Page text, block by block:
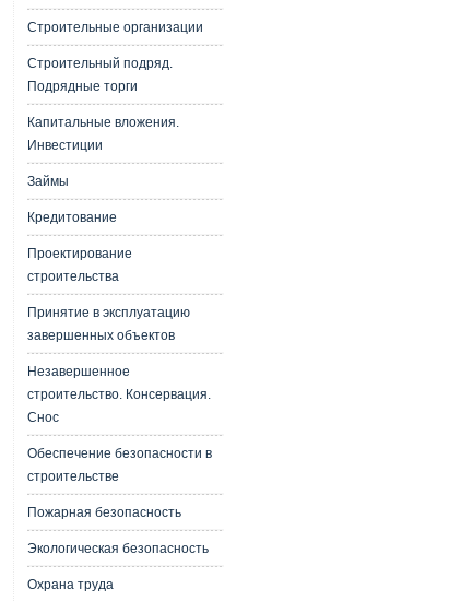
Строительные организации
Строительный подряд.
Подрядные торги
Капитальные вложения.
Инвестиции
Займы
Кредитование
Проектирование
строительства
Принятие в эксплуатацию
завершенных объектов
Незавершенное
строительство. Консервация.
Снос
Обеспечение безопасности в
строительстве
Пожарная безопасность
Экологическая безопасность
Охрана труда